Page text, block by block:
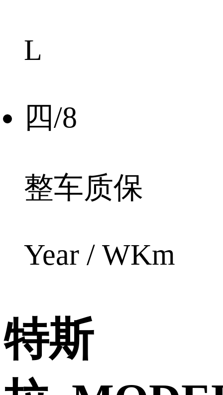
L
四/8
整车质保
Year / WKm
特斯